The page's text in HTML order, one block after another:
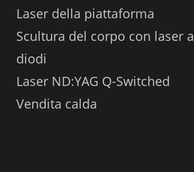
Laser della piattaforma
Scultura del corpo con laser a
diodi
Laser ND:YAG Q-Switched
Vendita calda